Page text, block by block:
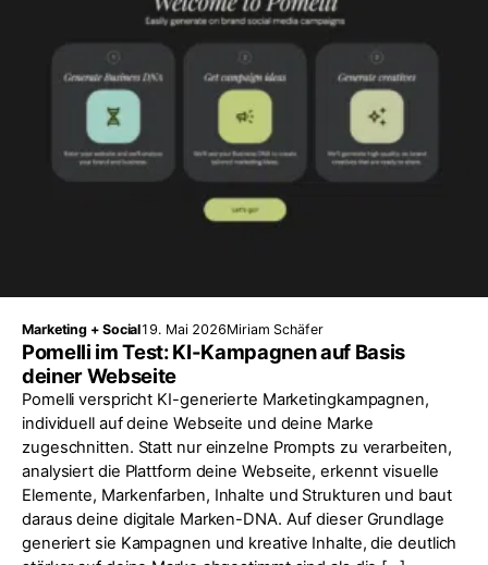
Marketing + Social19. Mai 2026Miriam Schäfer
Pomelli im Test: KI-Kampagnen auf Basis
deiner Webseite
Pomelli verspricht KI-generierte Marketingkampagnen,
individuell auf deine Webseite und deine Marke
zugeschnitten. Statt nur einzelne Prompts zu verarbeiten,
analysiert die Plattform deine Webseite, erkennt visuelle
Elemente, Markenfarben, Inhalte und Strukturen und baut
daraus deine digitale Marken-DNA. Auf dieser Grundlage
generiert sie Kampagnen und kreative Inhalte, die deutlich